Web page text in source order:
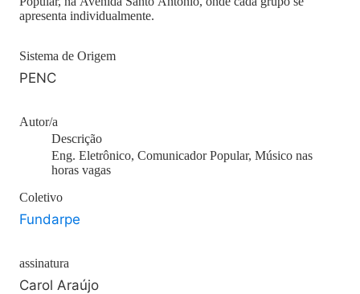
apresenta individualmente.
Sistema de Origem
PENC
Autor/a
Descrição
Eng. Eletrônico, Comunicador Popular, Músico nas
horas vagas
Coletivo
Fundarpe
assinatura
Carol Araújo